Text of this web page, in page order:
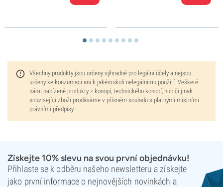
Všechny produkty jsou určeny výhradně pro legální účely a nejsou
určeny ke konzumaci ani k jakémukoli nelegálnímu použití. Veškeré
námi nabízené produkty z konopí, technického konopí, hub či jinak
související zboží prodáváme v přísném souladu s platnými místními
právními předpisy.
Získejte 10% slevu na svou první objednávku!
Přihlaste se k odběru našeho newsletteru a získejte
jako první informace o nejnovějších novinkách a